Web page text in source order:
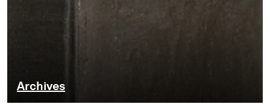
Archives